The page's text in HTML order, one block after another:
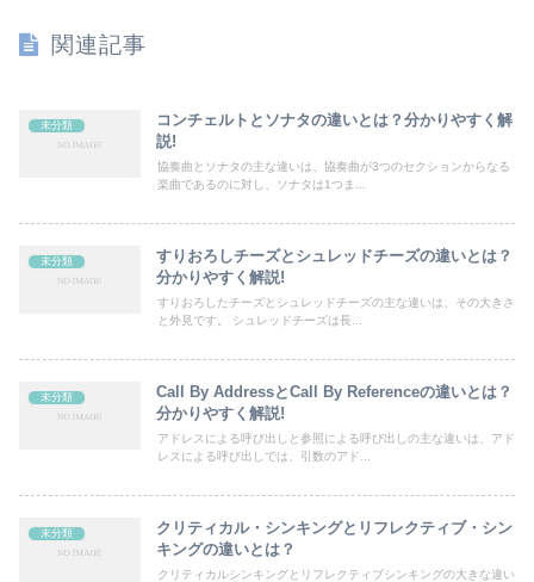
関連記事
未分類
コンチェルトとソナタの違いとは？分かりやすく解
説!
協奏曲とソナタの主な違いは、協奏曲が3つのセクションからなる
楽曲であるのに対し、ソナタは1つま...
未分類
すりおろしチーズとシュレッドチーズの違いとは？
分かりやすく解説!
すりおろしたチーズとシュレッドチーズの主な違いは、その大きさ
と外見です。 シュレッドチーズは長...
未分類
Call By AddressとCall By Referenceの違いとは？
分かりやすく解説!
アドレスによる呼び出しと参照による呼び出しの主な違いは、アド
レスによる呼び出しでは、引数のアド...
未分類
クリティカル・シンキングとリフレクティブ・シン
キングの違いとは？
クリティカルシンキングとリフレクティブシンキングの大きな違い